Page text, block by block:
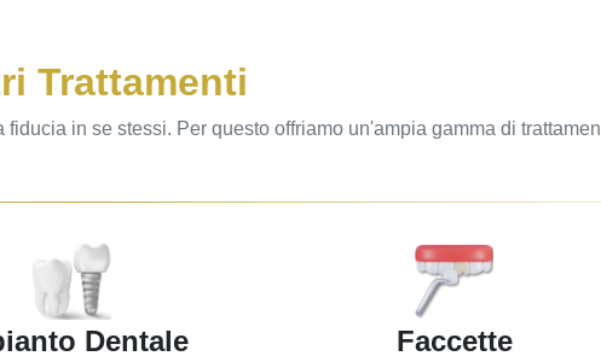
Trattamenti
in se stessi. Per questo offriamo un'ampia gamma di
Dentale Faccette